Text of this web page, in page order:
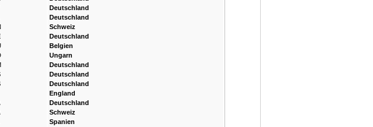
Deutschland
Deutschland
Schweiz
Deutschland
Belgien
Ungarn
Deutschland
Deutschland
Deutschland
England
Deutschland
Schweiz
Spanien